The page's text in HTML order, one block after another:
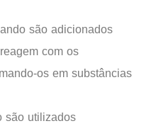
são adicionados
com os
os em substâncias
são utilizados